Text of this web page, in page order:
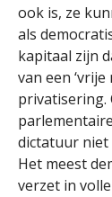
ook is, ze
als
kapitaal zijn
van een
privatisering.
dictatuur niet
Het meest
verzet in